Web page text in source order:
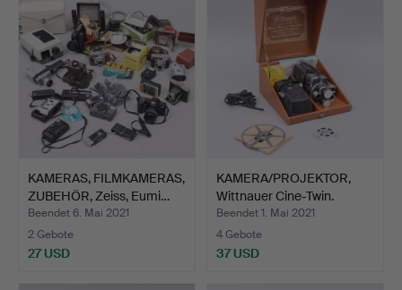
KAMERAS, FILMKAMERAS,
ZUBEHÖR, Zeiss, Eumi…
Beendet 6. Mai 2021
2 Gebote
27 USD
KAMERA/PROJEKTOR,
Wittnauer Cine-Twin.
Beendet 1. Mai 2021
4 Gebote
37 USD